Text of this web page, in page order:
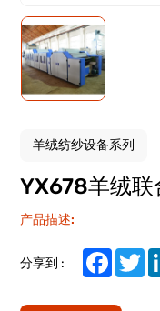
羊绒纺纱设备系列
YX678羊绒
产品描述:
分享到 :